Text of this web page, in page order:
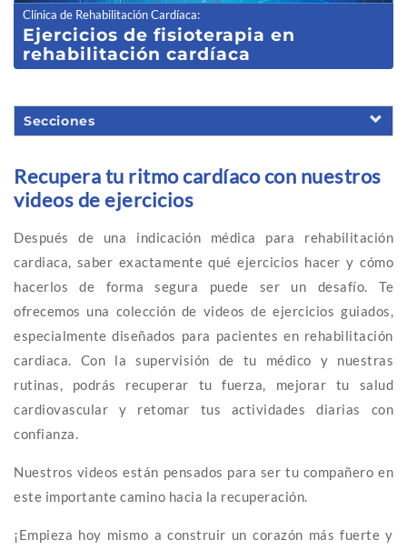
Clínica de Rehabilitación Cardíaca:
Ejercicios de fisioterapia en
rehabilitación cardíaca
Secciones
Recupera tu ritmo cardíaco con nuestros
videos de ejercicios
Después de una indicación médica para rehabilitación
cardiaca, saber exactamente qué ejercicios hacer y cómo
hacerlos de forma segura puede ser un desafío. Te
ofrecemos una colección de videos de ejercicios guiados,
especialmente diseñados para pacientes en rehabilitación
cardiaca. Con la supervisión de tu médico y nuestras
rutinas, podrás recuperar tu fuerza, mejorar tu salud
cardiovascular y retomar tus actividades diarias con
confianza.
Nuestros videos están pensados para ser tu compañero en
este importante camino hacia la recuperación.
¡Empieza hoy mismo a construir un corazón más fuerte y